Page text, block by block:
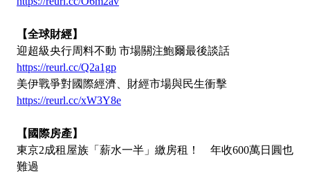
【全球財經】
迎超級央行周料不動 市場關注鮑爾最後談話
https://reurl.cc/Q2a1gp
美伊戰爭對國際經濟、財經市場與民生衝擊
https://reurl.cc/xW3Y8e
【國際房產】
東京2成租屋族「薪水一半」繳房租！ 年收600萬日圓也
難過